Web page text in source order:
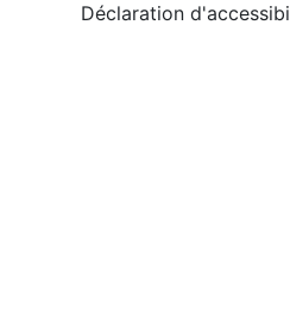
Déclaration